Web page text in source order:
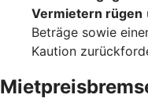
Vermietern rügen
Beträge sowie
Kaution